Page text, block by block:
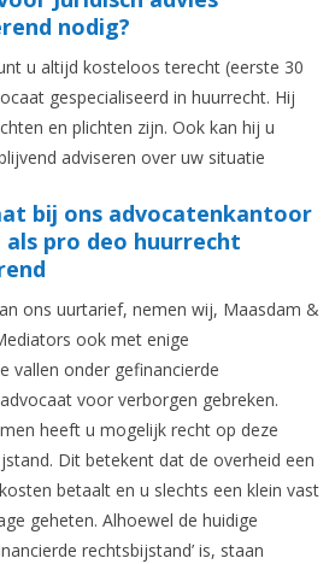
nodig?
u altijd kosteloos terecht (eerste 30
gespecialiseerd in huurrecht. Hij
en plichten zijn. Ook kan hij u
adviseren over uw situatie
bij ons advocatenkantoor
pro deo huurrecht
ons uurtarief, nemen wij, Maasdam &
ook met enige
vallen onder gefinancierde
voor verborgen gebreken.
heeft u mogelijk recht op deze
Dit betekent dat de overheid een
betaalt en u slechts een klein vast
geheten. Alhoewel de huidige
rechtsbijstand’ is, staan